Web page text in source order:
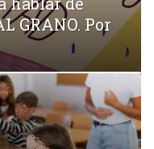
GRANO. Por